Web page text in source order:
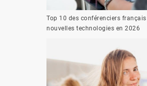
Top 10 des conférenciers
nouvelles technologies en 2026